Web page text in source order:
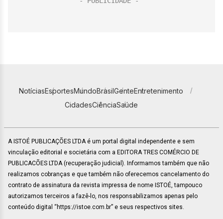
NotíciasEsportesMundoBrasilGenteEntretenimento
CidadesCiênciaSaúde
A ISTOÉ PUBLICAÇÕES LTDA é um portal digital independente e sem
vinculação editorial e societária com a EDITORA TRES COMÉRCIO DE
PUBLICACÕES LTDA (recuperação judicial). Informamos também que não
realizamos cobranças e que também não oferecemos cancelamento do
contrato de assinatura da revista impressa de nome ISTOÉ, tampouco
autorizamos terceiros a fazê-lo, nos responsabilizamos apenas pelo
conteúdo digital “https://istoe.com.br” e seus respectivos sites.